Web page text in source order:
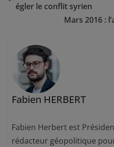
égler le conflit syrien
Mars 2016 :
Fabien HERBERT
Fabien Herbert est
rédacteur géopolitique